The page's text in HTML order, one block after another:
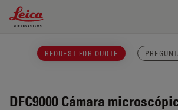
Leica Microsystems Logo
REQUEST FOR QUOTE
DFC9000 Cámara